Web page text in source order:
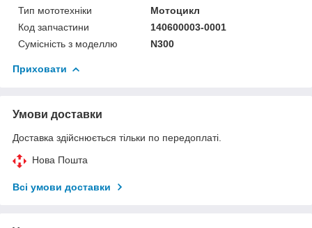
Тип мототехніки
Мотоцикл
Код запчастини
140600003-0001
Сумісність з моделлю
N300
Приховати
Умови доставки
Доставка здійснюється тільки по передоплаті.
Нова Пошта
Всі умови доставки